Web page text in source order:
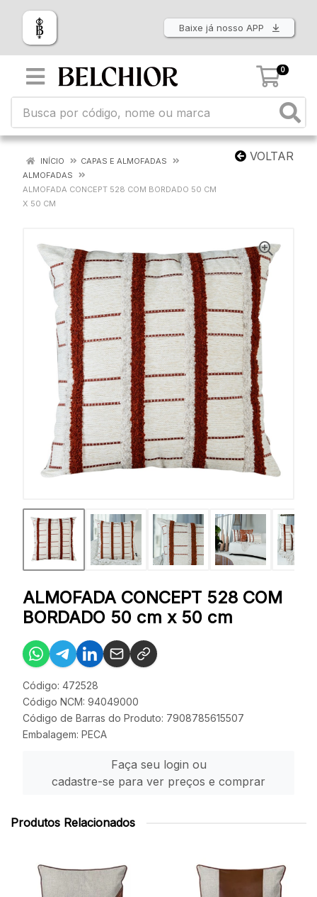
Baixe já nosso APP
0
VOLTAR
INÍCIO
CAPAS E ALMOFADAS
ALMOFADAS
ALMOFADA CONCEPT 528 COM BORDADO 50 CM
X 50 CM
ALMOFADA CONCEPT 528 COM
BORDADO 50 cm x 50 cm
Código: 472528
Código NCM: 94049000
Código de Barras do Produto: 7908785615507
Embalagem: PECA
Faça seu login ou
cadastre-se para ver preços e comprar
Produtos Relacionados